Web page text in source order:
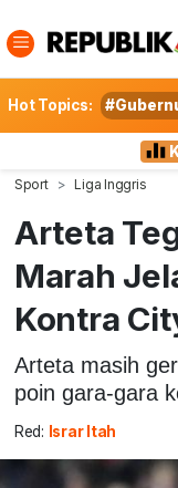
Hot Topics:
Sport Liga Inggris
Arteta
Marah
Kontra
Arteta masih
poin gara-gara
Red: Israr Itah